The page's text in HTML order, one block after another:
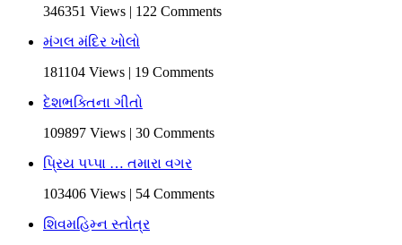
346351 Views | 122 Comments
મંગલ મંદિર ખોલો
181104 Views | 19 Comments
દેશભક્તિના ગીતો
109897 Views | 30 Comments
પ્રિય પપ્પા … તમારા વગર
103406 Views | 54 Comments
શિવમહિમ્ન સ્તોત્ર